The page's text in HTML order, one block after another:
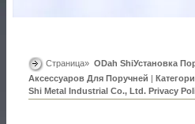
Страница» ОDah ShiУстановка
Аксессуаров Для Поручней |
Shi Metal Industrial Co., Ltd. Privacy